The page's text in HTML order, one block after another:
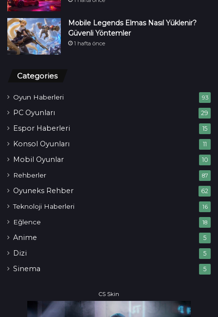
Mobile Legends Elmas Nasıl Yüklenir?
Güvenli Yöntemler
1 hafta önce
Categories
Oyun Haberleri 93
PC Oyunları 29
Espor Haberleri 15
Konsol Oyunları 11
Mobil Oyunlar 10
Rehberler 87
Oyuneks Rehber 62
Teknoloji Haberleri 16
Eğlence 18
Anime 5
Dizi 5
Sinema 5
CS Skin